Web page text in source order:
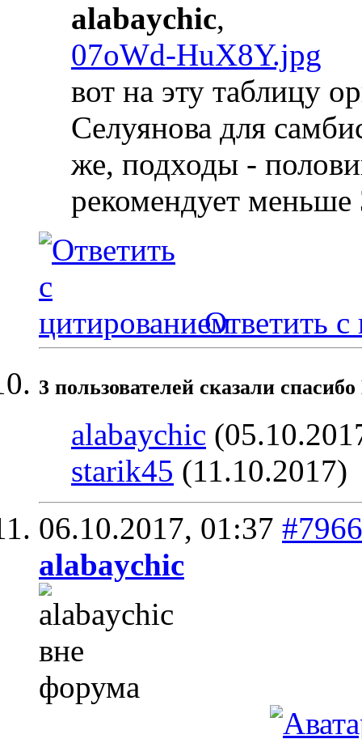
alabaychic,
07oWd-HuX8Y.jpg
вот на эту таблицу
Селуянова для
же, подходы -
рекомендует меньше
Ответить с
3 пользователей сказали
alabaychic
starik45 (11.10.2017)
06.10.2017, 01:37 #7966
alabaychic